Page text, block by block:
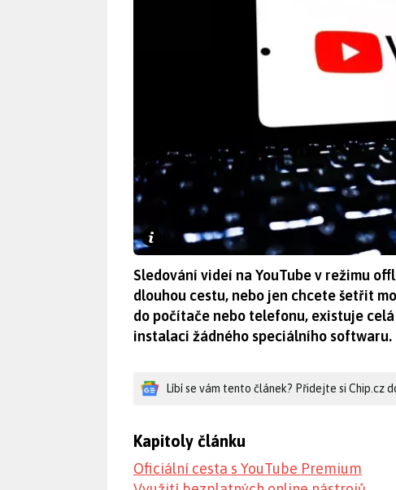
Sledování videí na YouTube v režimu
dlouhou cestu, nebo jen chcete šetřit
do počítače nebo telefonu, existuje
instalaci žádného speciálního softwaru.
Líbí se vám tento článek? Přidejte si Chip.cz
Kapitoly článku
Oficiální cesta s YouTube Premium